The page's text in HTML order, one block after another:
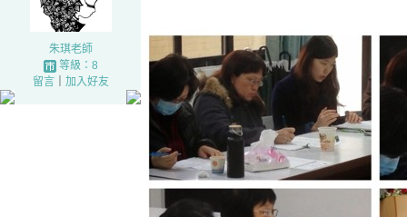
朱琪老師
等級：8
留言｜ 加入好友